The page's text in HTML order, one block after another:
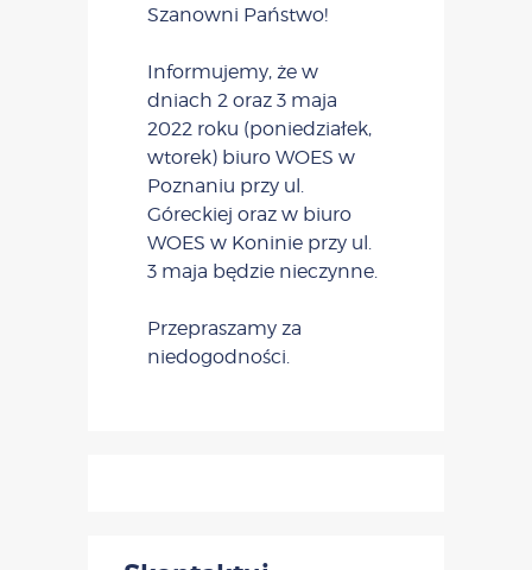
Szanowni Państwo!
Informujemy, że w
dniach 2 oraz 3 maja
2022 roku (poniedziałek,
wtorek) biuro WOES w
Poznaniu przy ul.
Góreckiej oraz w biuro
WOES w Koninie przy ul.
3 maja będzie nieczynne.
Przepraszamy za
niedogodności.